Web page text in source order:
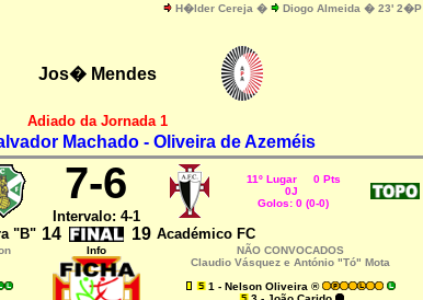
H�lder Cereja � Diogo Almeida � 23' 2�P
Jos� Mendes
Adiado da Jornada 1
Machado - Oliveira de Azeméis
7-6
Intervalo: 4-1
11º Lugar 0 Pts
0J
Golos: 0 (0-0)
"B" 14 19 Académico FC
Info
NÃO CONVOCADOS
Claudio Vásquez e António "Tó" Mota
1 - Nelson Oliveira ®